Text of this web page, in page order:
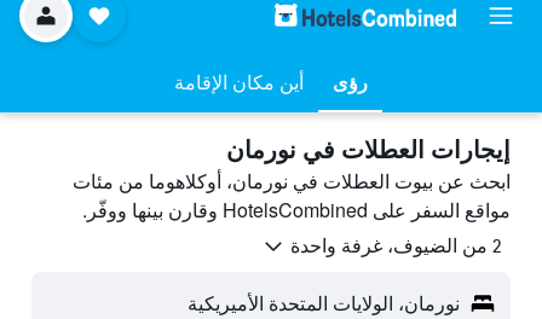
رؤى أين مكان الإقامة
إيجارات العطلات في نورمان
ابحث عن بيوت العطلات في نورمان، أوكلاهوما من مئات
مواقع السفر على HotelsCombined وقارن بينها ووفّر.
2 من الضيوف، غرفة واحدة
نورمان، الولايات المتحدة الأميريكية